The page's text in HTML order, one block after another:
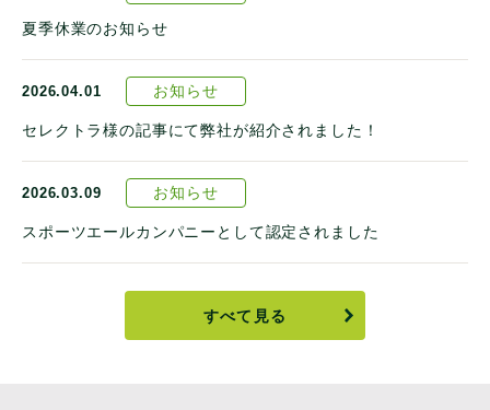
夏季休業のお知らせ
2026.04.01 お知らせ
セレクトラ様の記事にて弊社が紹介されました！
2026.03.09 お知らせ
スポーツエールカンパニーとして認定されました
すべて見る